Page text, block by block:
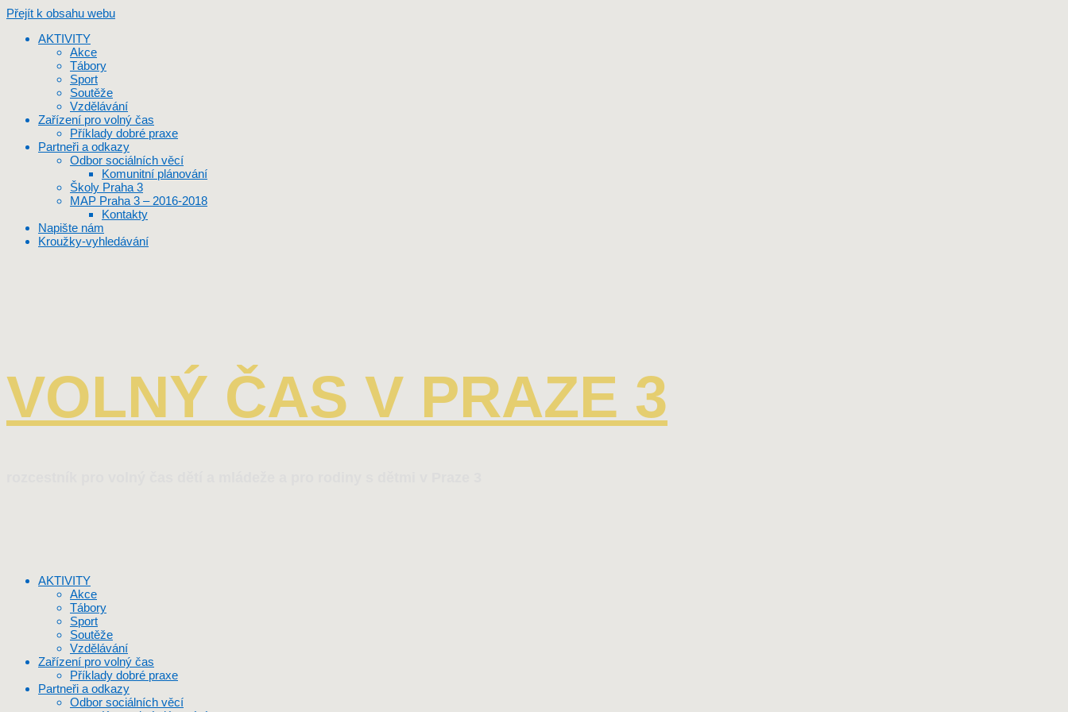
Přejít k obsahu webu
AKTIVITY
Akce
Tábory
Sport
Soutěže
Vzdělávání
Zařízení pro volný čas
Příklady dobré praxe
Partneři a odkazy
Odbor sociálních věcí
Komunitní plánování
Školy Praha 3
MAP Praha 3 – 2016-2018
Kontakty
Napište nám
Kroužky-vyhledávání
VOLNÝ ČAS V PRAZE 3
AKTIVITY
Akce
Tábory
Sport
Soutěže
Vzdělávání
Zařízení pro volný čas
Příklady dobré praxe
Partneři a odkazy
Odbor sociálních věcí